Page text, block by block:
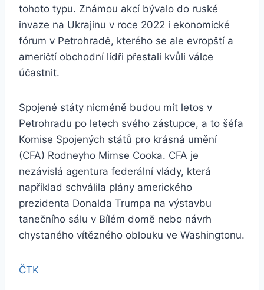
tohoto typu. Známou akcí bývalo do ruské
invaze na Ukrajinu v roce 2022 i ekonomické
fórum v Petrohradě, kterého se ale evropští a
američtí obchodní lídři přestali kvůli válce
účastnit.
Spojené státy nicméně budou mít letos v
Petrohradu po letech svého zástupce, a to šéfa
Komise Spojených států pro krásná umění
(CFA) Rodneyho Mimse Cooka. CFA je
nezávislá agentura federální vlády, která
například schválila plány amerického
prezidenta Donalda Trumpa na výstavbu
tanečního sálu v Bílém domě nebo návrh
chystaného vítězného oblouku ve Washingtonu.
ČTK